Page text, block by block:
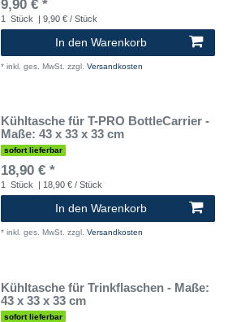
9,90 € *
1 Stück | 9,90 € / Stück
In den Warenkorb
* inkl. ges. MwSt. zzgl. Versandkosten
Kühltasche für T-PRO BottleCarrier -
Maße: 43 x 33 x 33 cm
sofort lieferbar
18,90 € *
1 Stück | 18,90 € / Stück
In den Warenkorb
* inkl. ges. MwSt. zzgl. Versandkosten
Kühltasche für Trinkflaschen - Maße:
43 x 33 x 33 cm
sofort lieferbar